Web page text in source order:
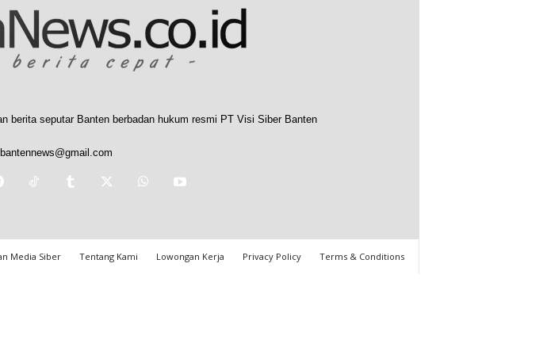
berita seputar Banten berbadan hukum resmi PT Visi Siber Banten
Media Siber Tentang Kami Lowongan Kerja Privacy Policy Terms & Conditions